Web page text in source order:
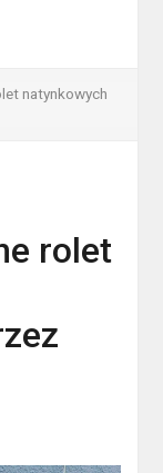
natynkowych
rolet